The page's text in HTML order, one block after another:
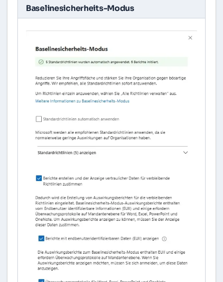
‎Baselinesicherheits-Modus‎